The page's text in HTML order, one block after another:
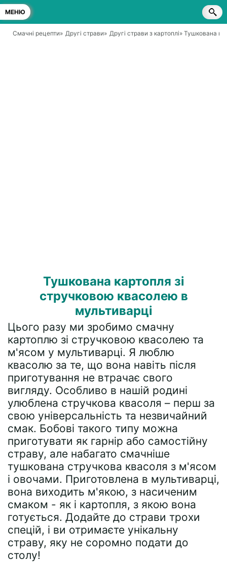
МЕНЮ
Смачні рецепти» Другі страви» Другі страви з картоплі» Тушкована
Тушкована картопля зі
стручковою квасолею в
мультиварці
Цього разу ми зробимо смачну
картоплю зі стручковою квасолею та
м'ясом у мультиварці. Я люблю
квасолю за те, що вона навіть після
приготування не втрачає свого
вигляду. Особливо в нашій родині
улюблена стручкова квасоля – перш за
свою універсальність та незвичайний
смак. Бобові такого типу можна
приготувати як гарнір або самостійну
страву, але набагато смачніше
тушкована стручкова квасоля з м'ясом
і овочами. Приготовлена ​​в мультиварці,
вона виходить м'якою, з насиченим
смаком - як і картопля, з якою вона
готується. Додайте до страви трохи
спецій, і ви отримаєте унікальну
страву, яку не соромно подати до
столу!